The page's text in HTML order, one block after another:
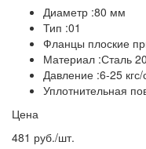
Диаметр :80 мм
Тип :01
Фланцы плоские
Материал :Сталь 20
Давление :6-25 кгс/
Уплотнительная
Цена
481 руб./шт.